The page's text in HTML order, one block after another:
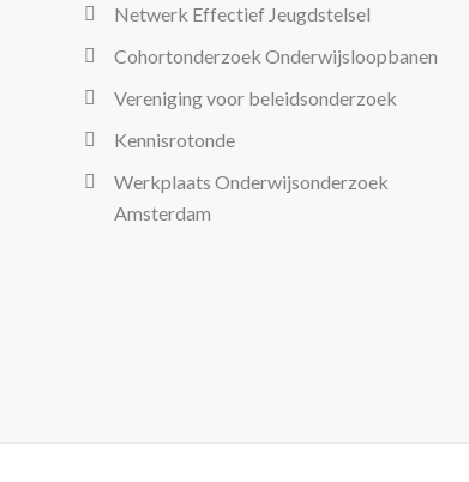
Netwerk Effectief Jeugdstelsel
Cohortonderzoek Onderwijsloopbanen
Vereniging voor beleidsonderzoek
Kennisrotonde
Werkplaats Onderwijsonderzoek
Amsterdam